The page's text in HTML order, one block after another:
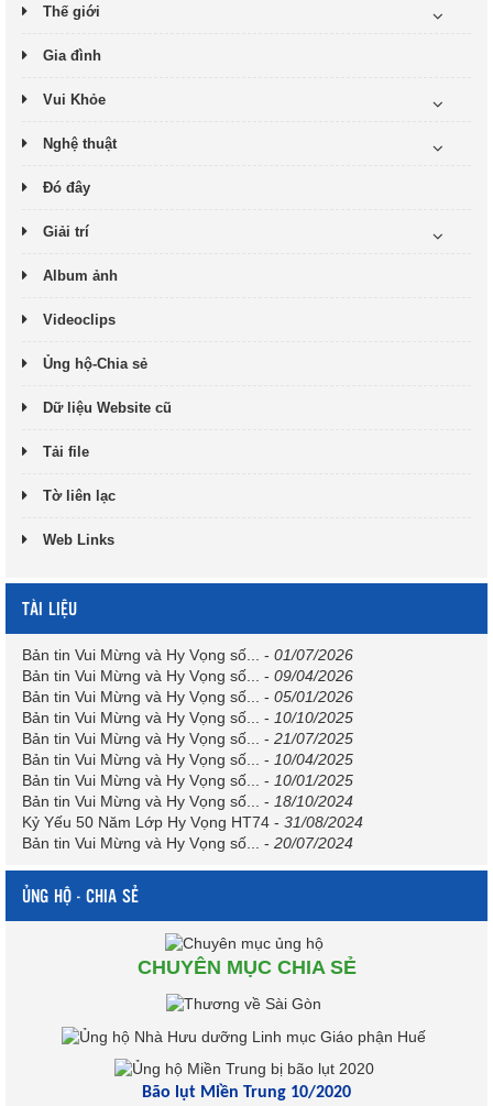
Thế giới
Gia đình
Vui Khỏe
Nghệ thuật
Đó đây
Giải trí
Album ảnh
Videoclips
Ủng hộ-Chia sẻ
Dữ liệu Website cũ
Tải file
Tờ liên lạc
Web Links
TÀI LIỆU
Bản tin Vui Mừng và Hy Vọng số... - 01/07/2026
Bản tin Vui Mừng và Hy Vọng số...
- 09/04/2026
Bản tin Vui Mừng và Hy Vọng số...
- 05/01/2026
Bản tin Vui Mừng và Hy Vọng số...
- 10/10/2025
Bản tin Vui Mừng và Hy Vọng số...
- 21/07/2025
Bản tin Vui Mừng và Hy Vọng số...
- 10/04/2025
Bản tin Vui Mừng và Hy Vọng số...
- 10/01/2025
Bản tin Vui Mừng và Hy Vọng số...
- 18/10/2024
Kỷ Yếu 50 Năm Lớp Hy Vọng HT74 - 31/08/2024
Bản tin Vui Mừng và Hy Vọng số...
- 20/07/2024
ỦNG HỘ - CHIA SẺ
CHUYÊN MỤC CHIA SẺ
Bão lụt Miền Trung 10/2020